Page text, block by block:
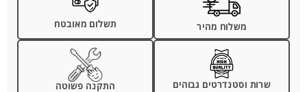
משלוח מהיר תשלום מאובטח
שרות וסטנדרטים גבוהים התקנה פשוטה